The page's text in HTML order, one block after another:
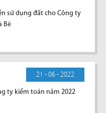
sử dụng đất cho Công ty
Bè
21 - 06 - 2022
ty kiểm toán năm 2022